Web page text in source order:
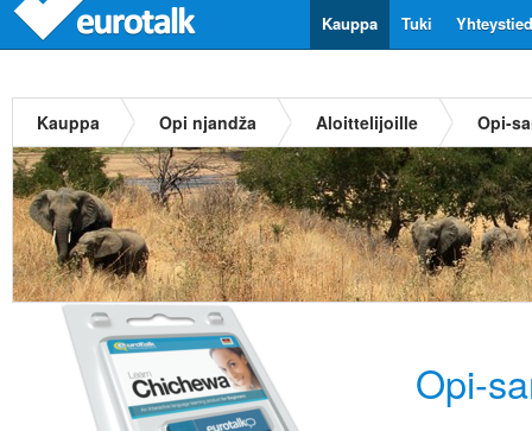
Tuki
Kauppa
Kauppa Opi njandža Aloittelijoille Opi-
Opi-